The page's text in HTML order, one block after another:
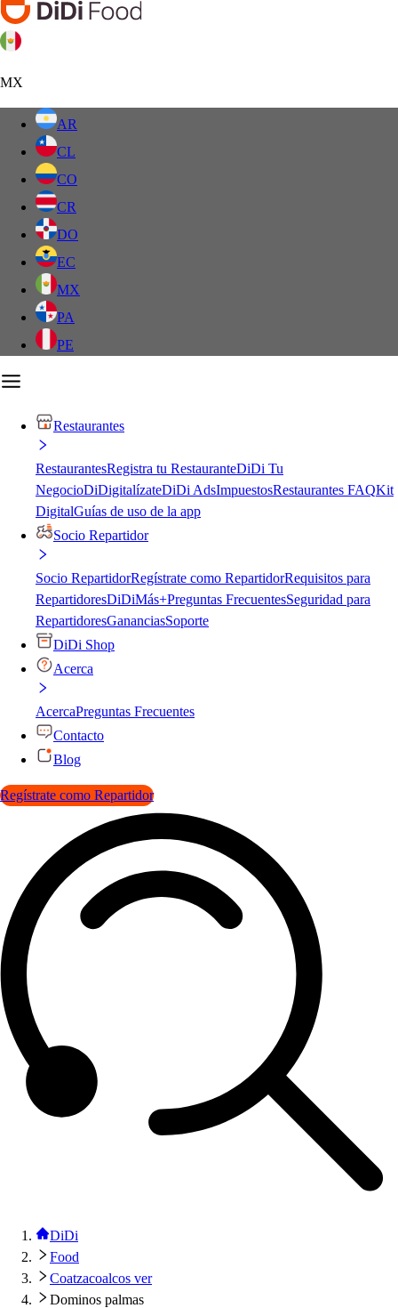
MX
AR
CL
CO
CR
DO
EC
MX
PA
PE
Restaurantes
RestaurantesRegistra tu RestauranteDiDi Tu
NegocioDiDigitalízateDiDi AdsImpuestosRestaurantes FAQKit
DigitalGuías de uso de la app
Socio Repartidor
Socio RepartidorRegístrate como RepartidorRequisitos para
RepartidoresDiDiMás+Preguntas FrecuentesSeguridad para
RepartidoresGananciasSoporte
DiDi Shop
Acerca
AcercaPreguntas Frecuentes
Contacto
Blog
Regístrate como Repartidor
DiDi
Food
Coatzacoalcos ver
Dominos palmas